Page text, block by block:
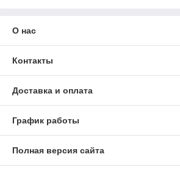
О нас
Контакты
Доставка и оплата
График работы
Полная версия сайта